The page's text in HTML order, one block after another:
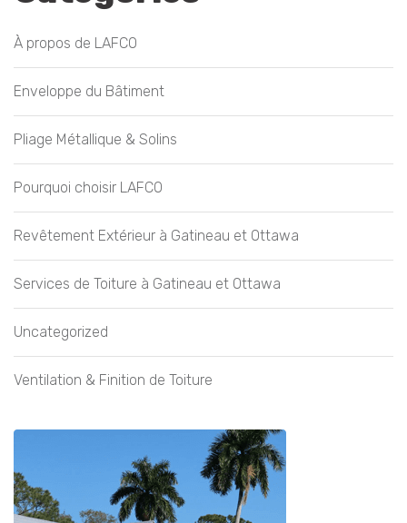
À propos de LAFCO
Enveloppe du Bâtiment
Pliage Métallique & Solins
Pourquoi choisir LAFCO
Revêtement Extérieur à Gatineau et Ottawa
Services de Toiture à Gatineau et Ottawa
Uncategorized
Ventilation & Finition de Toiture